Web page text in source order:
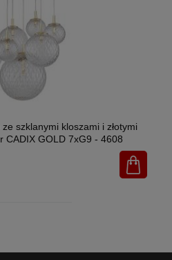
szklanymi kloszami i złotymi
CADIX GOLD 7xG9 - 4608